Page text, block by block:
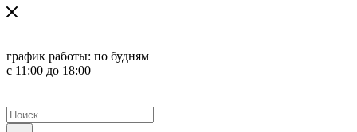
график работы: по будням
с 11:00 до 18:00